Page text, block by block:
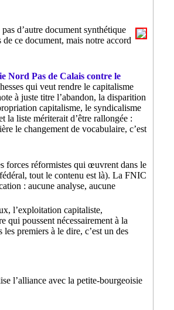
d’autre document synthétique
ce document, mais notre accord
Nord Pas de Calais contre le
qui veut rendre le capitalisme
à juste titre l’abandon, la disparition
capitalisme, le syndicalisme
la liste mériterait d’être rallongée :
le changement de vocabulaire, c’est
forces réformistes qui œuvrent dans le
tout le contenu est là). La FNIC
: aucune analyse, aucune
l’exploitation capitaliste,
qui poussent nécessairement à la
premiers à le dire, c’est un des
l’alliance avec la petite-bourgeoisie